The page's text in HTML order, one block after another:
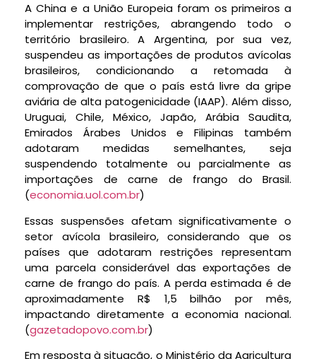
A China e a União Europeia foram os primeiros a
implementar restrições, abrangendo todo o
território brasileiro. A Argentina, por sua vez,
suspendeu as importações de produtos avícolas
brasileiros, condicionando a retomada à
comprovação de que o país está livre da gripe
aviária de alta patogenicidade (IAAP). Além disso,
Uruguai, Chile, México, Japão, Arábia Saudita,
Emirados Árabes Unidos e Filipinas também
adotaram medidas semelhantes, seja
suspendendo totalmente ou parcialmente as
importações de carne de frango do Brasil.
(economia.uol.com.br)
Essas suspensões afetam significativamente o
setor avícola brasileiro, considerando que os
países que adotaram restrições representam
uma parcela considerável das exportações de
carne de frango do país. A perda estimada é de
aproximadamente R$ 1,5 bilhão por mês,
impactando diretamente a economia nacional.
(gazetadopovo.com.br)
Em resposta à situação, o Ministério da Agricultura